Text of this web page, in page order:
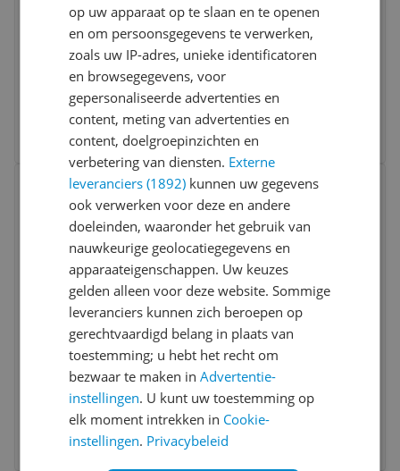
Intex 6-persoons Round Bubble Spa Set
Olive Green
v.a. € 935,52
-6%
2 prijzen
Ga naar goedkoopste
Vergelijken
Intex PureSpa Onyx Black Octagon Jet &
Bubble Deluxe - 4 Person - Black
v.a. € 1.199,00
2 prijzen
Ga naar goedkoopste
Bekijk product
op uw apparaat op te slaan en te openen
en om persoonsgegevens te verwerken,
zoals uw IP-adres, unieke identificatoren
en browsegegevens, voor
gepersonaliseerde advertenties en
content, meting van advertenties en
content, doelgroepinzichten en
verbetering van diensten. Externe
leveranciers (1892) kunnen uw gegevens
ook verwerken voor deze en andere
doeleinden, waaronder het gebruik van
nauwkeurige geolocatiegegevens en
apparaateigenschappen. Uw keuzes
gelden alleen voor deze website. Sommige
leveranciers kunnen zich beroepen op
gerechtvaardigd belang in plaats van
toestemming; u hebt het recht om
bezwaar te maken inAdvertentie-
instellingen. U kunt uw toestemming op
elk moment intrekken in Cookie-
instellingen. Privacybeleid